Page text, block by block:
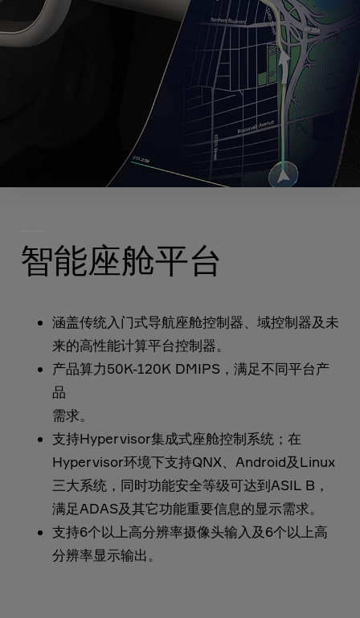
智能座舱平台
涵盖传统入门式导航座舱控制器、域控制器及未
来的高性能计算平台控制器。
产品算力50K-120K DMIPS，满足不同平台产
品
需求。
支持Hypervisor集成式座舱控制系统；在
Hypervisor环境下支持QNX、Android及Linux
三大系统，同时功能安全等级可达到ASIL B，
满足ADAS及其它功能重要信息的显示需求。
支持6个以上高分辨率摄像头输入及6个以上高
分辨率显示输出。